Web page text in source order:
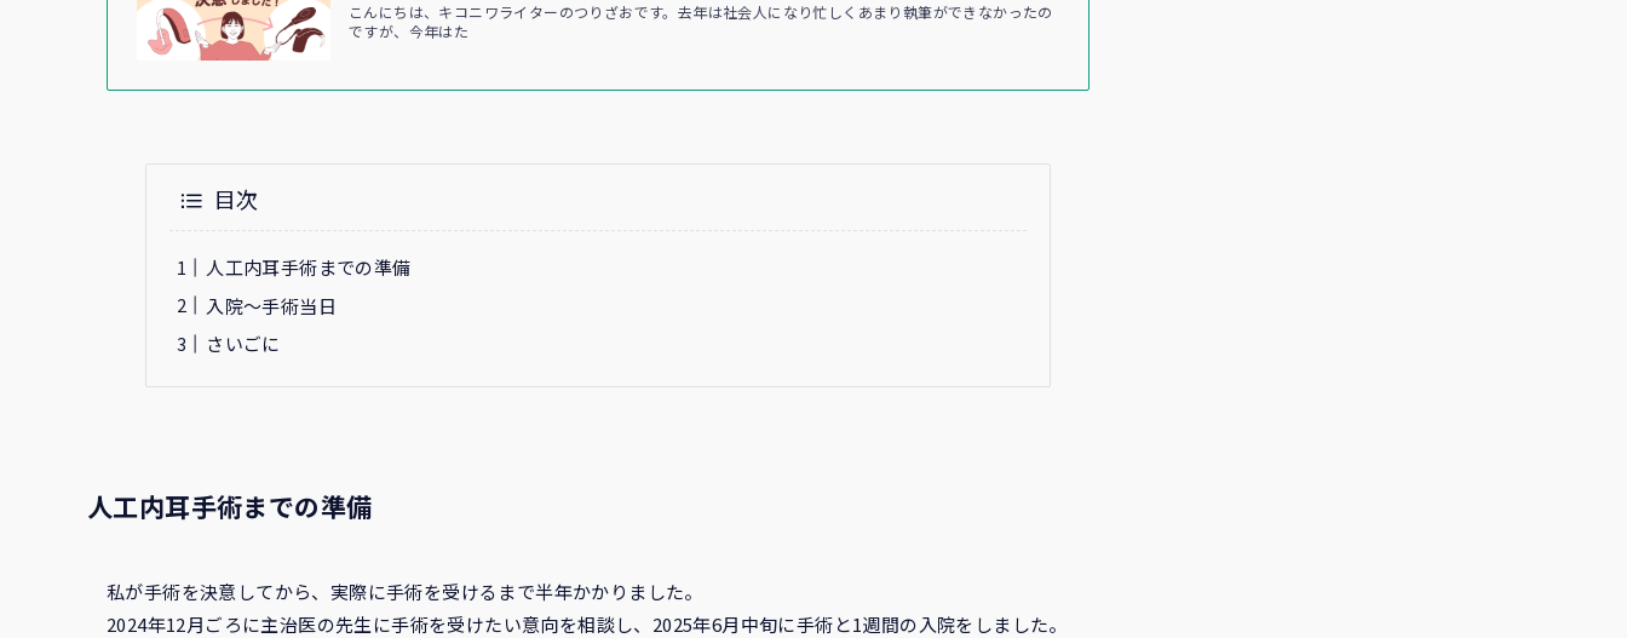
こんにちは、キコニワライターのつりざおです。去年は社会人になり忙しくあまり執筆ができなかったの
ですが、今年はた
目次
人工内耳手術までの準備
入院〜手術当日
さいごに
人工内耳手術までの準備
私が手術を決意してから、実際に手術を受けるまで半年かかりました。
2024年12月ごろに主治医の先生に手術を受けたい意向を相談し、2025年6月中旬に手術と1週間の入院をしました。